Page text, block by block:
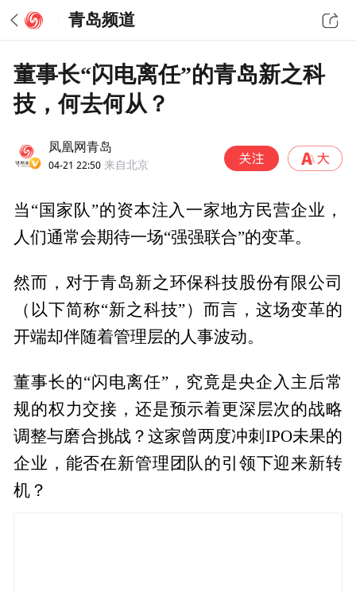
青岛频道
董事长“闪电离任”的青岛新之科
技，何去何从？
凤凰网青岛
04-21 22:50 来自北京
当“国家队”的资本注入一家地方民营企业，
人们通常会期待一场“强强联合”的变革。
然而，对于青岛新之环保科技股份有限公司
（以下简称“新之科技”）而言，这场变革的
开端却伴随着管理层的人事波动。
董事长的“闪电离任”，究竟是央企入主后常
规的权力交接，还是预示着更深层次的战略
调整与磨合挑战？这家曾两度冲刺IPO未果的
企业，能否在新管理团队的引领下迎来新转
机？